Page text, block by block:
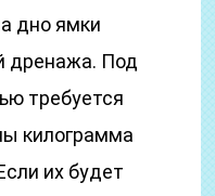
дно ямки
дренажа. Под
требуется
килограмма
их будет